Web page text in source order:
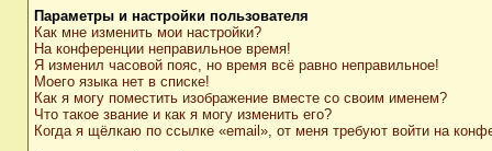
Параметры и настройки пользователя
Как мне изменить мои настройки?
На конференции неправильное время!
Я изменил часовой пояс, но время всё равно неправильное!
Моего языка нет в списке!
Как я могу поместить изображение вместе со своим именем?
Что такое звание и как я могу изменить его?
Когда я щёлкаю по ссылке «email», от меня требуют войти на